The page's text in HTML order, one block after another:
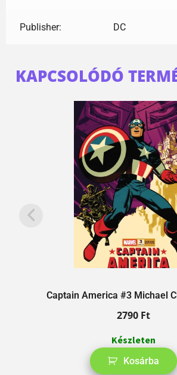
Publisher: DC
KAPCSOLÓDÓ
Captain America #3 Michael
2790 Ft
Készleten
Kosárba